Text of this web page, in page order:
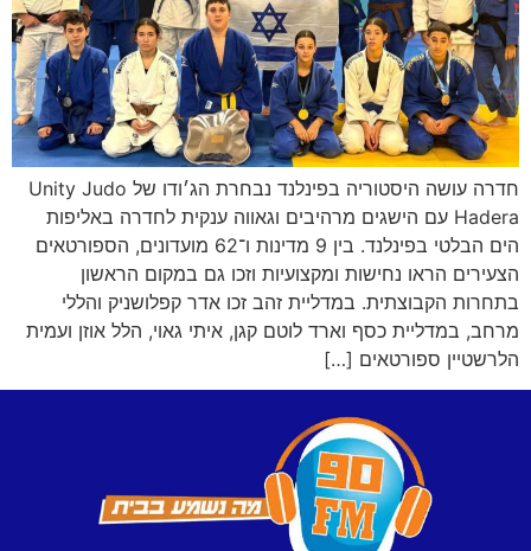
חדרה עושה היסטוריה בפינלנד נבחרת הג׳ודו של Unity Judo
Hadera עם הישגים מרהיבים וגאווה ענקית לחדרה באליפות
הים הבלטי בפינלנד. בין 9 מדינות ו־62 מועדונים, הספורטאים
הצעירים הראו נחישות ומקצועיות וזכו גם במקום הראשון
בתחרות הקבוצתית. במדליית זהב זכו אדר קפלושניק והללי
מרחב, במדליית כסף וארד לוטם קגן, איתי גאוי, הלל אוזן ועמית
הלרשטיין ספורטאים […]